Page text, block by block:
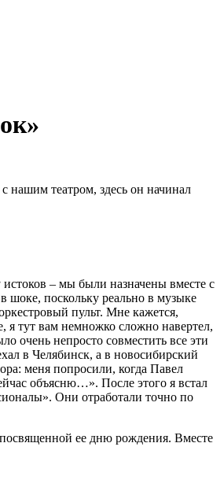
нашим театром, здесь он начинал
‒ мы были назначены вместе с
поскольку реально в музыке
пульт. Мне кажется,
я тут вам немножко сложно навертел,
очень непросто совместить все эти
в Челябинск, а в новосибирский
меня попросили, когда Павел
объясню…». После этого я встал
Они отработали точно по
ее дню рождения. Вместе